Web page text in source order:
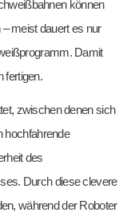
können
meist dauert es nur
Damit
fertigen.
zwischen denen sich
hochfahrende
des
Durch diese clevere
während der Roboter